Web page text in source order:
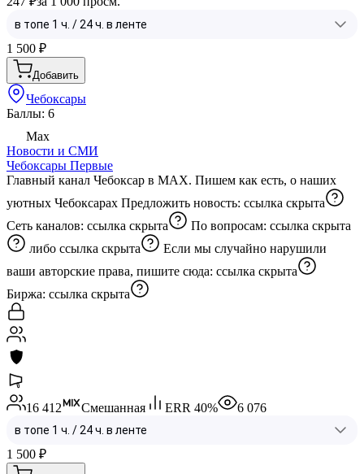
1 500 ₽
Добавить
Чебоксары
Баллы: 6
Max
Новости и СМИ
Чебоксары Первые
Главный канал Чебоксар в MAX. Пишем как есть, о наших
уютных Чебоксарах Предложить новость: ссылка скрыта
Сеть каналов: ссылка скрыта По вопросам: ссылка скрыта
либо ссылка скрыта
Если мы случайно нарушили
ваши авторские права, пишите сюда: ссылка скрыта
Биржа: ссылка скрыта
16 412 Смешанная ERR 40% 6 076
1 500 ₽